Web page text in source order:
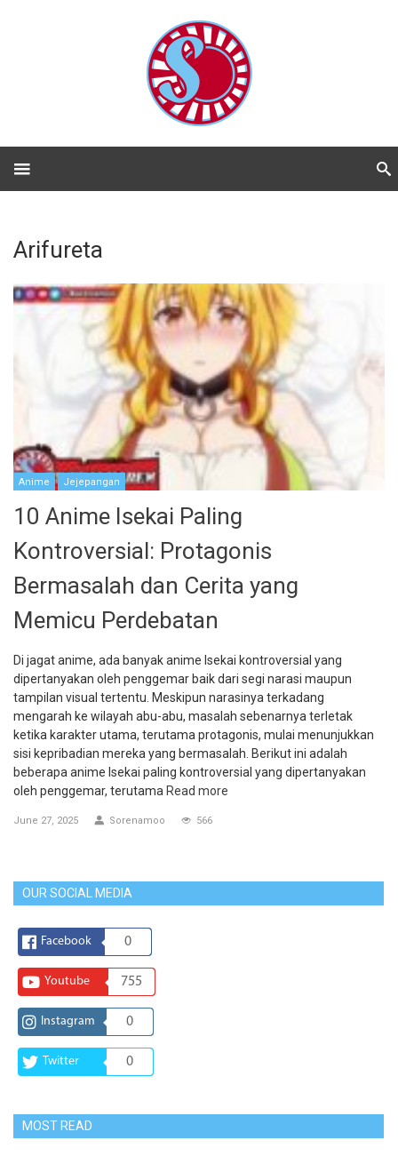
Arifureta
Anime Jejepangan
10 Anime Isekai Paling
Kontroversial: Protagonis
Bermasalah dan Cerita yang
Memicu Perdebatan
Di jagat anime, ada banyak anime Isekai kontroversial yang
dipertanyakan oleh penggemar baik dari segi narasi maupun
tampilan visual tertentu. Meskipun narasinya terkadang
mengarah ke wilayah abu-abu, masalah sebenarnya terletak
ketika karakter utama, terutama protagonis, mulai menunjukkan
sisi kepribadian mereka yang bermasalah. Berikut ini adalah
beberapa anime Isekai paling kontroversial yang dipertanyakan
oleh penggemar, terutama Read more
June 27, 2025 Sorenamoo 566
OUR SOCIAL MEDIA
Facebook 0
Youtube 755
Instagram 0
Twitter 0
MOST READ